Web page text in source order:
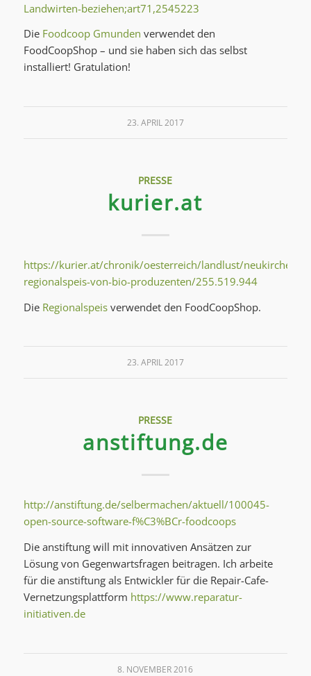
Landwirten-beziehen;art71,2545223
Die Foodcoop Gmunden verwendet den
FoodCoopShop – und sie haben sich das selbst
installiert! Gratulation!
23. APRIL 2017
PRESSE
kurier.at
https://kurier.at/chronik/oesterreich/landlust/neukirchen-
regionalspeis-von-bio-produzenten/255.519.944
Die Regionalspeis verwendet den FoodCoopShop.
23. APRIL 2017
PRESSE
anstiftung.de
http://anstiftung.de/selbermachen/aktuell/100045-
open-source-software-f%C3%BCr-foodcoops
Die anstiftung will mit innovativen Ansätzen zur
Lösung von Gegenwartsfragen beitragen. Ich arbeite
für die anstiftung als Entwickler für die Repair-Cafe-
Vernetzungsplattform https://www.reparatur-
initiativen.de
8. NOVEMBER 2016